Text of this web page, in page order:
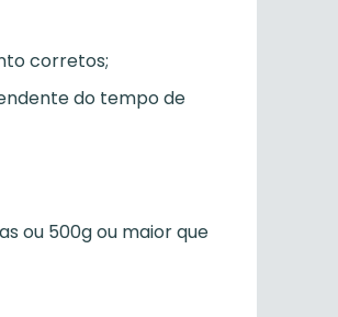
corretos;
do tempo de
ou 500g ou maior que